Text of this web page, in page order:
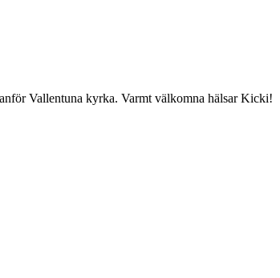
Vallentuna kyrka. Varmt välkomna hälsar Kicki!